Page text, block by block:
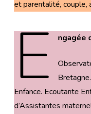
et parentalité, couple,
E ngagée
Enfance. Ecoutante
d’Assistantes